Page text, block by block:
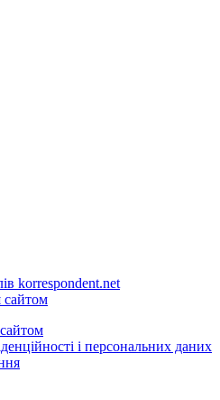
korrespondent.net
сайтом
і персональних даних